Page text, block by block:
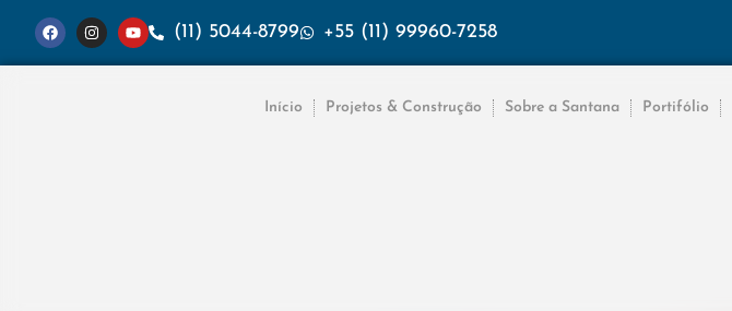
(11) 5044-8799 +55 (11) 99960-7258
Início Projetos & Construção Sobre a Santana Portifólio